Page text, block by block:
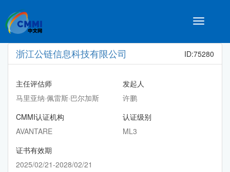
Toggle
浙江公链信息科技有限公司 ID:75280
主任评估师
马里亚纳·佩雷斯·巴尔加斯
发起人
许鹏
CMMI认证机构
AVANTARE
认证级别
ML3
证书有效期
2025/02/21-2028/02/21